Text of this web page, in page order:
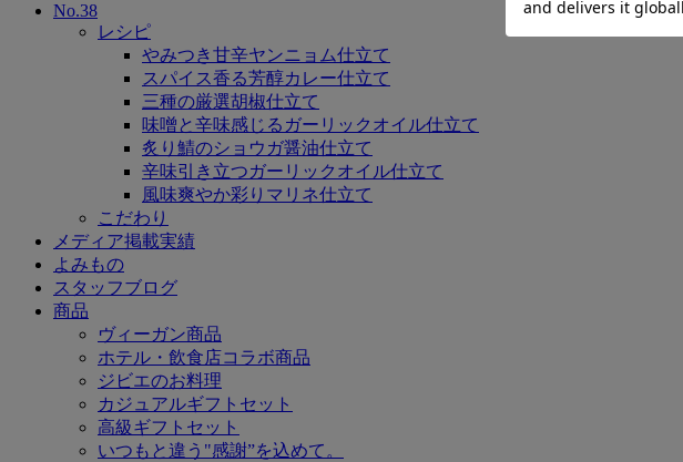
No.38
レシピ
やみつき甘辛ヤンニョム仕立て
スパイス香る芳醇カレー仕立て
三種の厳選胡椒仕立て
味噌と辛味感じるガーリックオイル仕立て
炙り鯖のショウガ醤油仕立て
辛味引き立つガーリックオイル仕立て
風味爽やか彩りマリネ仕立て
こだわり
メディア掲載実績
よみもの
スタッフブログ
商品
ヴィーガン商品
ホテル・飲食店コラボ商品
ジビエのお料理
カジュアルギフトセット
高級ギフトセット
いつもと違う"感謝”を込めて。